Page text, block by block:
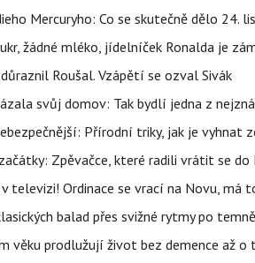
Mercuryho: Co se skutečně dělo 24.
žádné mléko, jídelníček Ronalda je
Roušal. Vzápětí se ozval Sivák
svůj domov: Tak bydlí jedna z
Přírodní triky, jak je vyhnat
Zpěvačce, které radili vrátit se
televizi! Ordinace se vrací na Novu, má
balad přes svižné rytmy po
věku prodlužují život bez demence až